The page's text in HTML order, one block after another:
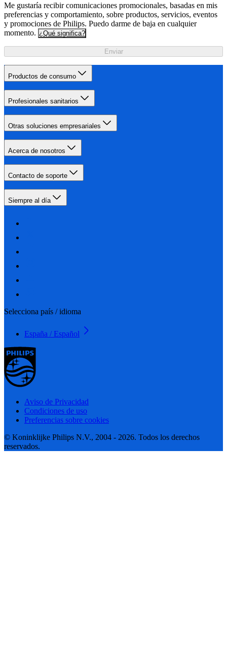
Me gustaría recibir comunicaciones promocionales, basadas en mis
preferencias y comportamiento, sobre productos, servicios, eventos
y promociones de Philips. Puedo darme de baja en cualquier
momento. ¿Qué significa?
Enviar
Productos de consumo
Profesionales sanitarios
Otras soluciones empresariales
Acerca de nosotros
Contacto de soporte
Siempre al día
Selecciona país / idioma
España / Español
Aviso de Privacidad
Condiciones de uso
Preferencias sobre cookies
© Koninklijke Philips N.V., 2004 - 2026. Todos los derechos
reservados.